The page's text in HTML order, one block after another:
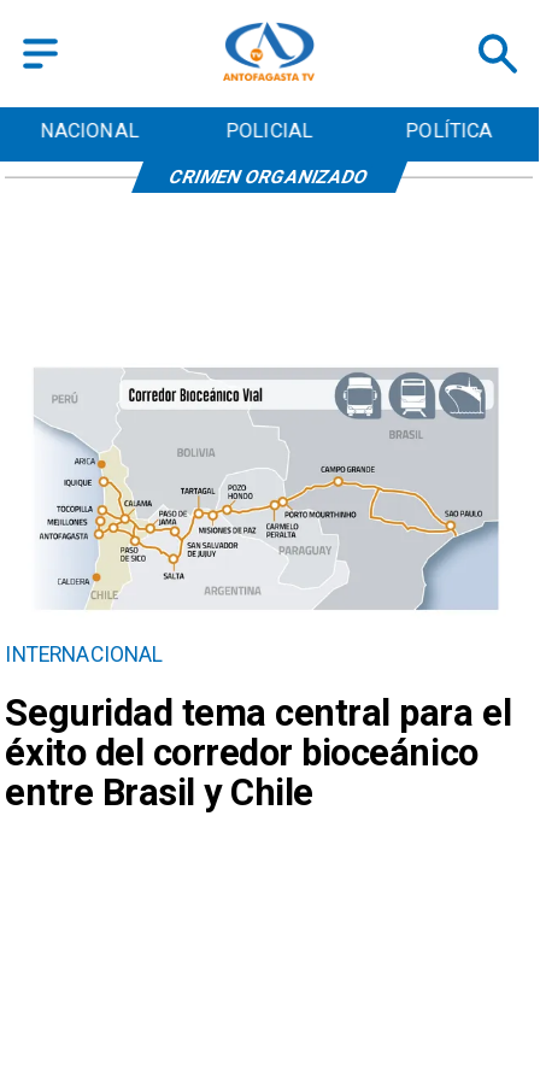
NACIONAL POLICIAL POLÍTICA
INTERNACIONAL
Seguridad tema central para el
éxito del corredor bioceánico
entre Brasil y Chile
CRIMEN ORGANIZADO